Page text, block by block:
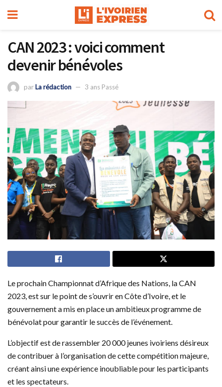
CAN 2023 : voici comment
devenir bénévoles
parLa rédaction 3 ans Passé
Le prochain Championnat d’Afrique des Nations, la CAN
2023, est sur le point de s’ouvrir en Côte d’Ivoire, et le
gouvernement a mis en place un ambitieux programme de
bénévolat pour garantir le succès de l’événement.
L’objectif est de rassembler 20 000 jeunes ivoiriens désireux
de contribuer à l’organisation de cette compétition majeure,
créant ainsi une expérience inoubliable pour les participants
et les spectateurs.